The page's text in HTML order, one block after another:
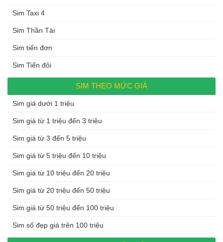
Sim Taxi 4
Sim Thần Tài
Sim tiến đơn
Sim Tiến đôi
SIM THEO MỨC GIÁ
Sim giá dưới 1 triệu
Sim giá từ 1 triệu đến 3 triệu
Sim giá từ 3 đến 5 triệu
Sim giá từ 5 triệu đến 10 triệu
Sim giá từ 10 triệu đến 20 triệu
Sim giá từ 20 triệu đến 50 triệu
Sim giá từ 50 triệu đến 100 triệu
Sim số đẹp giá trên 100 triệu